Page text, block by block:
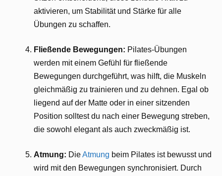
aktivieren, um Stabilität und Stärke für alle
Übungen zu schaffen.
Fließende Bewegungen: Pilates-Übungen
werden mit einem Gefühl für fließende
Bewegungen durchgeführt, was hilft, die Muskeln
gleichmäßig zu trainieren und zu dehnen. Egal ob
liegend auf der Matte oder in einer sitzenden
Position solltest du nach einer Bewegung streben,
die sowohl elegant als auch zweckmäßig ist.
Atmung: DieAtmung beim Pilates ist bewusst und
wird mit den Bewegungen synchronisiert. Durch